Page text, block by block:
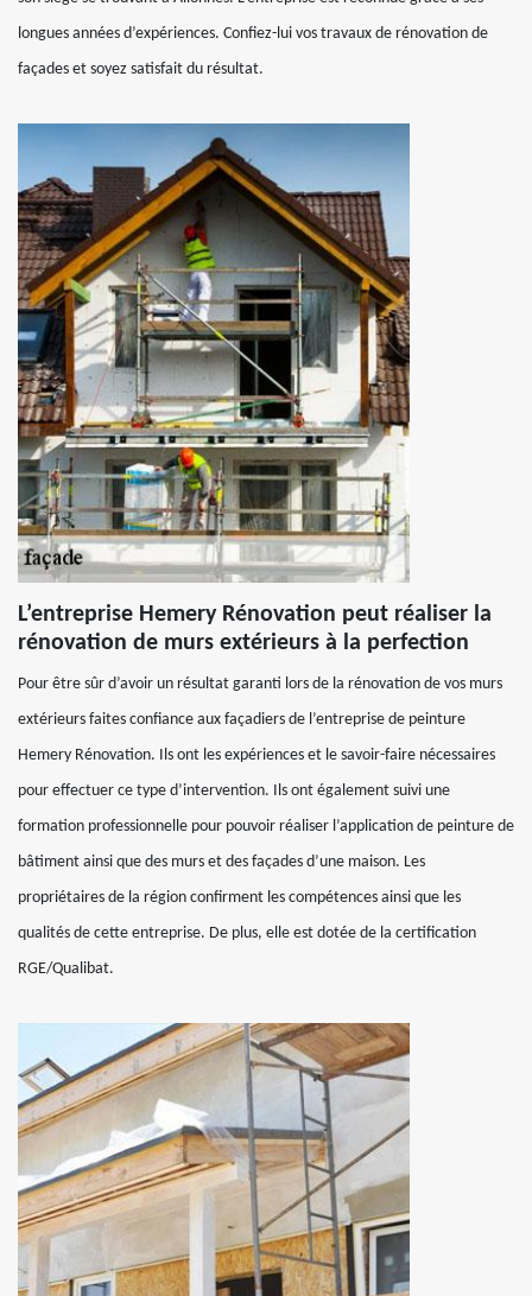
longues années d’expériences. Confiez-lui vos travaux de rénovation de
façades et soyez satisfait du résultat.
L’entreprise Hemery Rénovation peut réaliser la
rénovation de murs extérieurs à la perfection
Pour être sûr d’avoir un résultat garanti lors de la rénovation de vos murs
extérieurs faites confiance aux façadiers de l’entreprise de peinture
Hemery Rénovation. Ils ont les expériences et le savoir-faire nécessaires
pour effectuer ce type d’intervention. Ils ont également suivi une
formation professionnelle pour pouvoir réaliser l’application de peinture de
bâtiment ainsi que des murs et des façades d’une maison. Les
propriétaires de la région confirment les compétences ainsi que les
qualités de cette entreprise. De plus, elle est dotée de la certification
RGE/Qualibat.